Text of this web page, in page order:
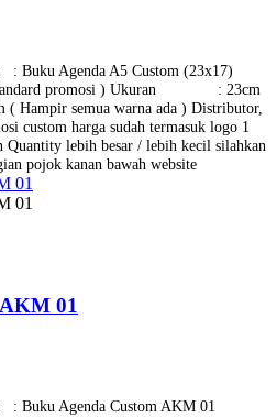
: Buku Agenda A5 Custom (23x17)
promosi ) Ukuran : 23cm
semua warna ada ) Distributor,
custom harga sudah termasuk logo 1
Quantity lebih besar / lebih kecil silahkan
pojok kanan bawah website
01
: Buku Agenda Custom AKM 01